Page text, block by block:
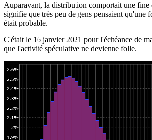
Auparavant, la distribution comportait une fine
signifie que très peu de gens pensaient qu'une
était probable.
C'était le 16 janvier 2021 pour l'échéance de
que l'activité spéculative ne devienne folle.